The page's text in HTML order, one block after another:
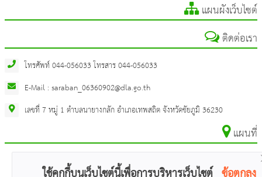
แผนผังเว็บไซต์
ติดต่อเรา
โทรศัพท์ 044-056033 โทรสาร 044-056033
E-Mail : saraban_06360902@dla.go.th
เลขที่ 7 หมู่ 1 ตำบลนายางกลัก อำเภอเทพสถิต จังหวัดชัยภูมิ 36230
แผนที่